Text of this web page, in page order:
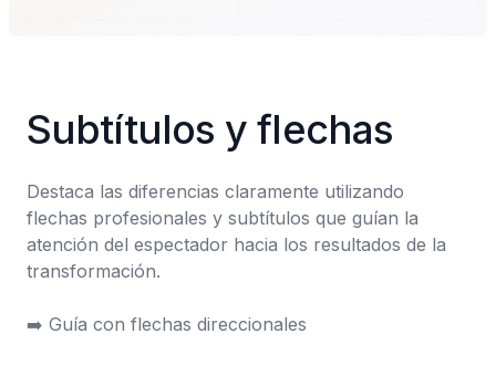
Subtítulos y flechas
Destaca las diferencias claramente utilizando
flechas profesionales y subtítulos que guían la
atención del espectador hacia los resultados de la
transformación.
➡️	Guía con flechas direccionales